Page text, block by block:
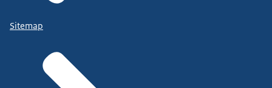
Sitemap